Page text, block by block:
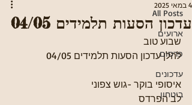
All Posts
ארועים
פרסום
עדכונים
ביטחון
עדכון הסעות תלמידים 04/05
4 במאי 2025
שבוע טוב
להלן עדכון הסעות תלמידים 04/05
איסופי בוקר -גוש צפוני
לב הפרדס